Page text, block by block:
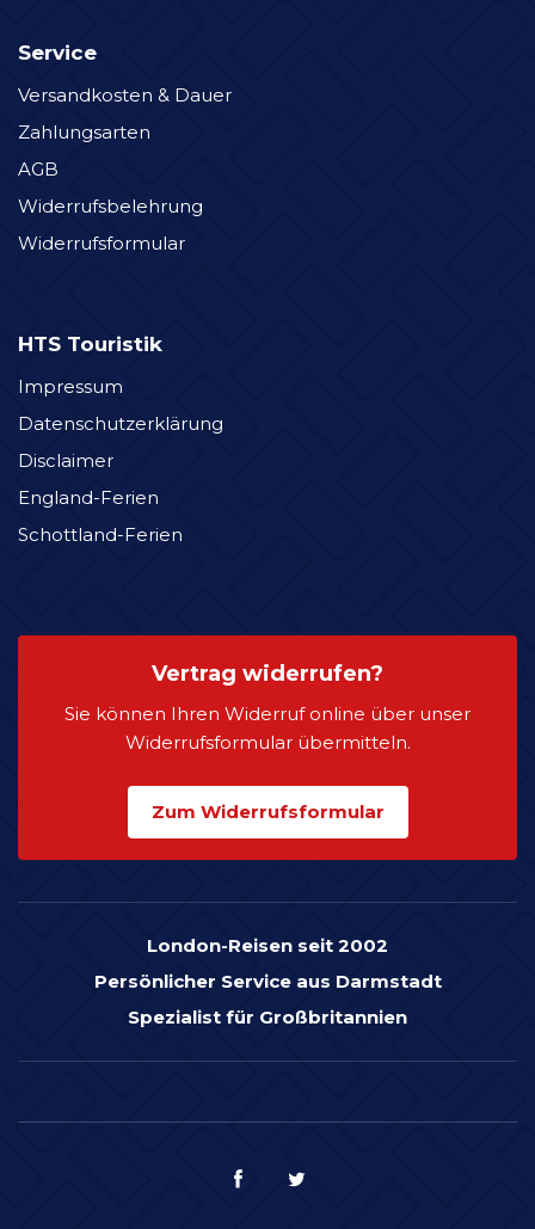
Service
Versandkosten & Dauer
Zahlungsarten
AGB
Widerrufsbelehrung
Widerrufsformular
HTS Touristik
Impressum
Datenschutzerklärung
Disclaimer
England-Ferien
Schottland-Ferien
Vertrag widerrufen?
Sie können Ihren Widerruf online über unser
Widerrufsformular übermitteln.
Zum Widerrufsformular
London-Reisen seit 2002
Persönlicher Service aus Darmstadt
Spezialist für Großbritannien